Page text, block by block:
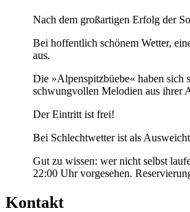
Nach dem großartigen Erfolg der
Bei hoffentlich schönem Wetter,
aus.
Die »Alpenspitzbüebe« haben sich
schwungvollen Melodien aus ihrer
Der Eintritt ist frei!
Bei Schlechtwetter ist als
Gut zu wissen: wer nicht selbst
22:00 Uhr vorgesehen.
Kontakt